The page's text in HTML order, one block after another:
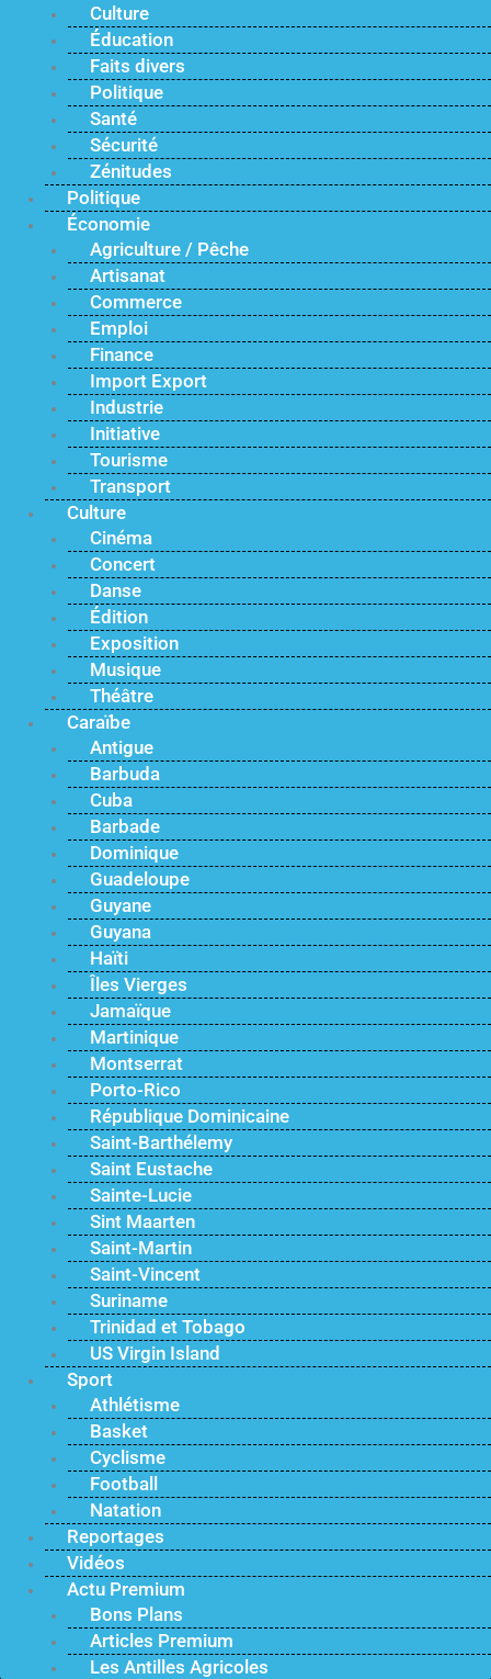
Culture
Éducation
Faits divers
Politique
Santé
Sécurité
Zénitudes
Politique
Économie
Agriculture / Pêche
Artisanat
Commerce
Emploi
Finance
Import Export
Industrie
Initiative
Tourisme
Transport
Culture
Cinéma
Concert
Danse
Édition
Exposition
Musique
Théâtre
Caraïbe
Antigue
Barbuda
Cuba
Barbade
Dominique
Guadeloupe
Guyane
Guyana
Haïti
Îles Vierges
Jamaïque
Martinique
Montserrat
Porto-Rico
République Dominicaine
Saint-Barthélemy
Saint Eustache
Sainte-Lucie
Sint Maarten
Saint-Martin
Saint-Vincent
Suriname
Trinidad et Tobago
US Virgin Island
Sport
Athlétisme
Basket
Cyclisme
Football
Natation
Reportages
Vidéos
Actu Premium
Bons Plans
Articles Premium
Les Antilles Agricoles